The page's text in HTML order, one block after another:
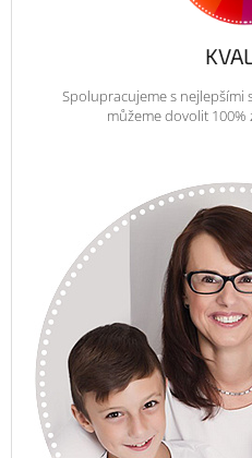
Spolupracujeme s nejlepšími
můžeme dovolit 100%